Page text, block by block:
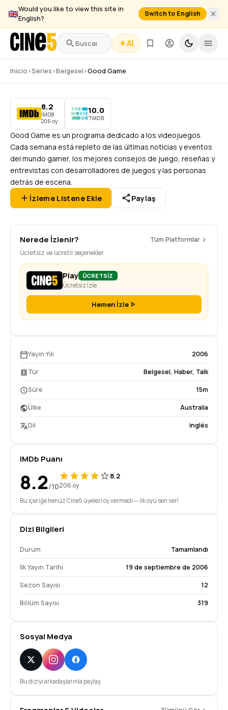
🇬🇧Would you like to view this site in
English?
Switch to English
AI
Inicio›Series›Belgesel›Good Game
Fragmanı İzle
Good Game
8.2 IMDB206 oy 2006– Tamamlandı
319 BölümBelgesel,Haber,Talk TODOS LOS PÚBLICOS
8.2
IMDB
206 oy
10.0
TMDB
Good Game es un programa dedicado a los videojuegos.
Cada semana está repleto de las últimas noticias y eventos
del mundo gamer, los mejores consejos de juego, reseñas y
entrevistas con desarrolladores de juegos y las personas
detrás de escena.
İzleme Listene Ekle
Paylaş
Nerede İzlenir?
Tüm Platformlar
Ücretsiz ve ücretli seçenekler
Play ÜCRETSİZ
Ücretsiz İzle
Hemen İzle
Yayın Yılı 2006
Tür Belgesel, Haber, Talk
Süre 15m
Ülke Australia
Dil inglés
IMDb Puanı
8.2/10
8.2
206 oy
Bu içeriğe henüz Cine5 üyeleri oy vermedi — ilk oyu sen ver!
Dizi Bilgileri
Durum Tamamlandı
İlk Yayın Tarihi 19 de septiembre de 2006
Sezon Sayısı 12
Bölüm Sayısı 319
Sosyal Medya
Bu diziyi arkadaşlarınla paylaş